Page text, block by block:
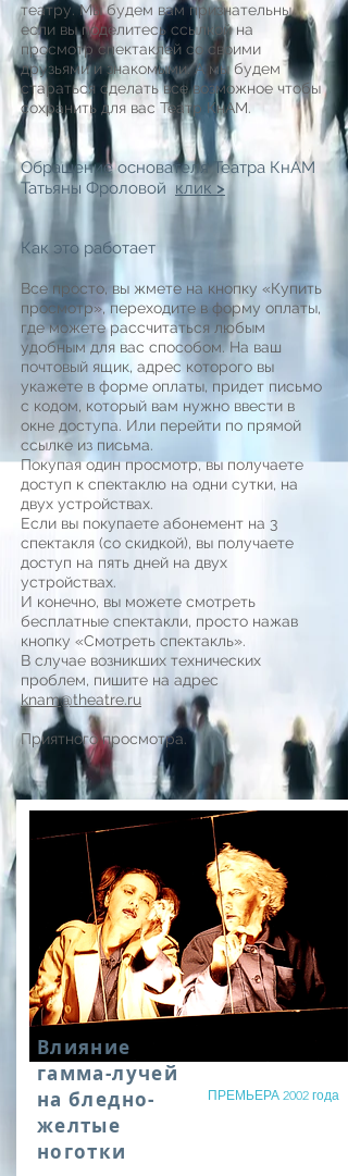
театру. Мы будем вам признательны,
если вы поделитесь ссылкой на
просмотр спектаклей со своими
друзьями и знакомыми. А мы будем
стараться сделать все возможное чтобы
сохранить для вас Театр КнАМ.
Обращение основателя Театра КнАМ
Татьяны Фроловой клик >
Как это работает
Все просто, вы жмете на кнопку «Купить
просмотр», переходите в форму оплаты,
где можете рассчитаться любым
удобным для вас способом. На ваш
почтовый ящик, адрес которого вы
укажете в форме оплаты, придет письмо
с кодом, который вам нужно ввести в
окне доступа. Или перейти по прямой
ссылке из письма.
Покупая один просмотр, вы получаете
доступ к спектаклю на одни сутки, на
двух устройствах.
Если вы покупаете абонемент на 3
спектакля (со скидкой), вы получаете
доступ на пять дней на двух
устройствах.
И конечно, вы можете смотреть
бесплатные спектакли, просто нажав
кнопку «Смотреть спектакль».
В случае возникших технических
проблем, пишите на адрес
knam@theatre.ru
Приятного просмотра.
Влияние
гамма-лучей
на бледно-
желтые
ноготки
ПРЕМЬЕРА 2002 года